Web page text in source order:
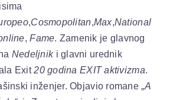
,Cosmopolitan,Max,National
,Fame. Zamenik je glavnog
Nedeljnik i glavni urednik
Exit20 godina EXIT aktivizma.
inženjer. Objavio romane „A